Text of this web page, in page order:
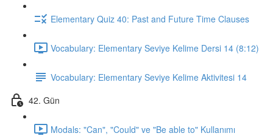
Elementary Quiz 40: Past and Future Time Clauses
Vocabulary: Elementary Seviye Kelime Dersi 14 (8:12)
Vocabulary: Elementary Seviye Kelime Aktivitesi 14
42. Gün
Modals: "Can", "Could" ve "Be able to" Kullanımı